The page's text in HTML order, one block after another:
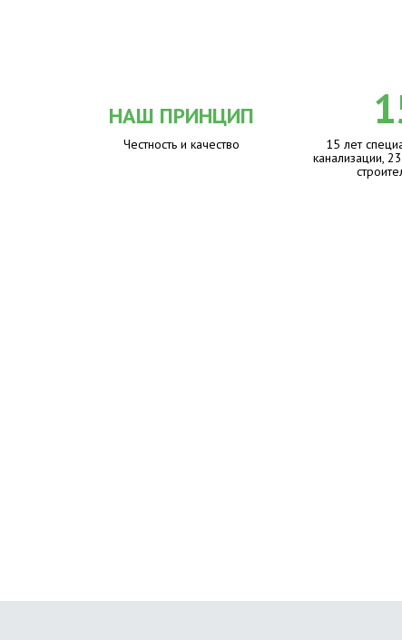
НАШ ПРИНЦИП
Честность и качество
15 лет
канализации,